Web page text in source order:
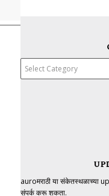
auroमराठी या संकेतस्थळाच्या
संपर्क करू शकता.